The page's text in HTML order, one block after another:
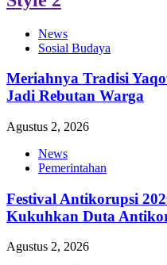
News
Sosial Budaya
Meriahnya Tradisi
Jadi Rebutan Warga
Agustus 2, 2026
News
Pemerintahan
Festival Antikorupsi
Kukuhkan Duta
Agustus 2, 2026